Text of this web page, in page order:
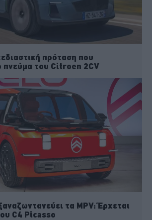
πρόταση που
πνεύμα του Citroen 2CV
τα MPV: Έρχεται
C4 Picasso